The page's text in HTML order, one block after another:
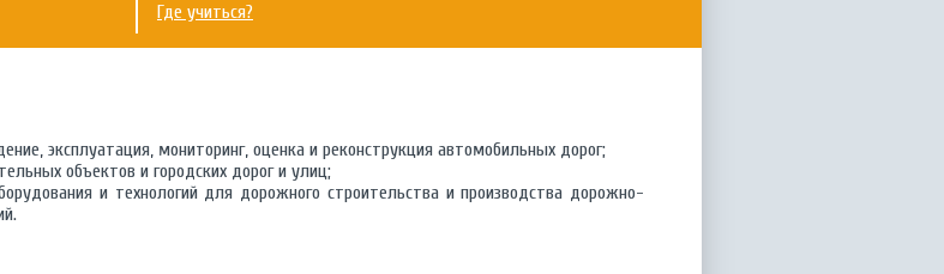
Где учиться?
эксплуатация, мониторинг, оценка и реконструкция автомобильных дорог;
объектов и городских дорог и улиц;
и технологий для дорожного строительства и производства дорожно-